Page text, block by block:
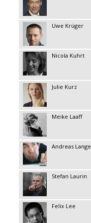
Uwe Krüger
Nicola Kuhrt
Julie Kurz
Meike Laaff
Andreas Lange
Stefan Laurin
Felix Lee